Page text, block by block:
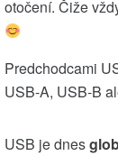
otočení. Čiže
Predchodcami
USB-A, USB-B
USB je dnes